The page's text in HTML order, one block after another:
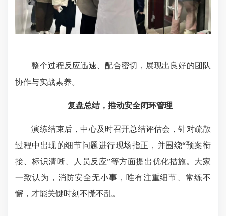
整个过程反应迅速、配合密切，展现出良好的团队
协作与实战素养。
复盘总结，推动安全闭环管理
演练结束后，中心及时召开总结评估会，针对疏散
过程中出现的细节问题进行现场指正，并围绕“预案衔
接、标识清晰、人员反应”等方面提出优化措施。大家
一致认为，消防安全无小事，唯有注重细节、常练不
懈，才能关键时刻不慌不乱。